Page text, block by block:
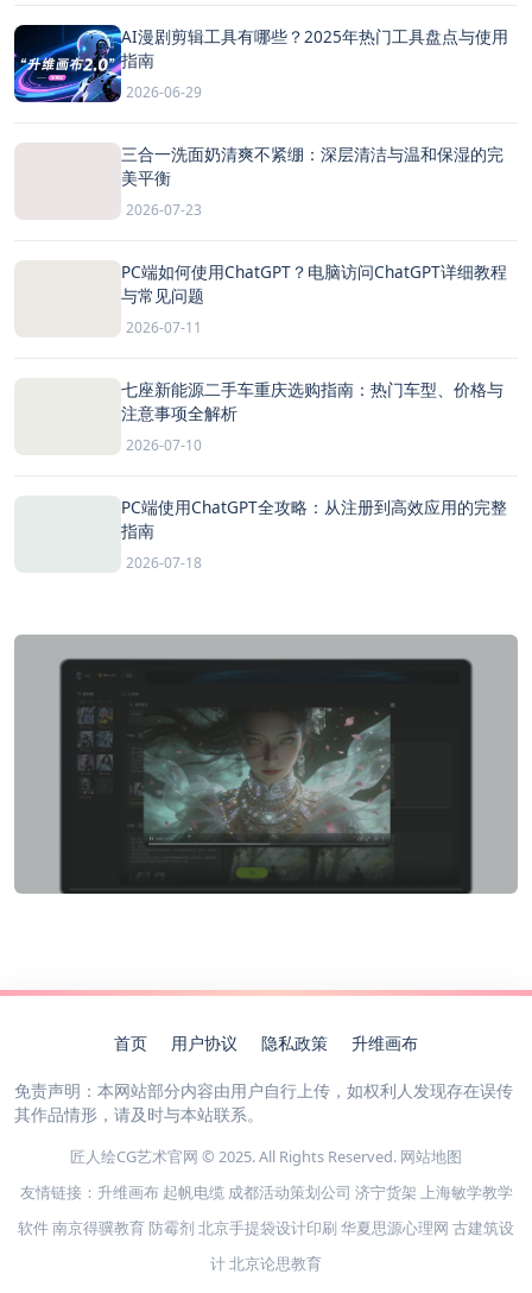
AI漫剧剪辑工具有哪些？2025年热门工具盘点与使用
指南
2026-06-29
三合一洗面奶清爽不紧绷：深层清洁与温和保湿的完
美平衡
2026-07-23
PC端如何使用ChatGPT？电脑访问ChatGPT详细教程
与常见问题
2026-07-11
七座新能源二手车重庆选购指南：热门车型、价格与
注意事项全解析
2026-07-10
PC端使用ChatGPT全攻略：从注册到高效应用的完整
指南
2026-07-18
首页 用户协议 隐私政策 升维画布
免责声明：本网站部分内容由用户自行上传，如权利人发现存在误传
其作品情形，请及时与本站联系。
匠人绘CG艺术官网 © 2025. All Rights Reserved. 网站地图
友情链接： 升维画布 起帆电缆 成都活动策划公司 济宁货架 上海敏学教学
软件南京得骥教育 防霉剂 北京手提袋设计印刷 华夏思源心理网 古建筑设
计北京论思教育